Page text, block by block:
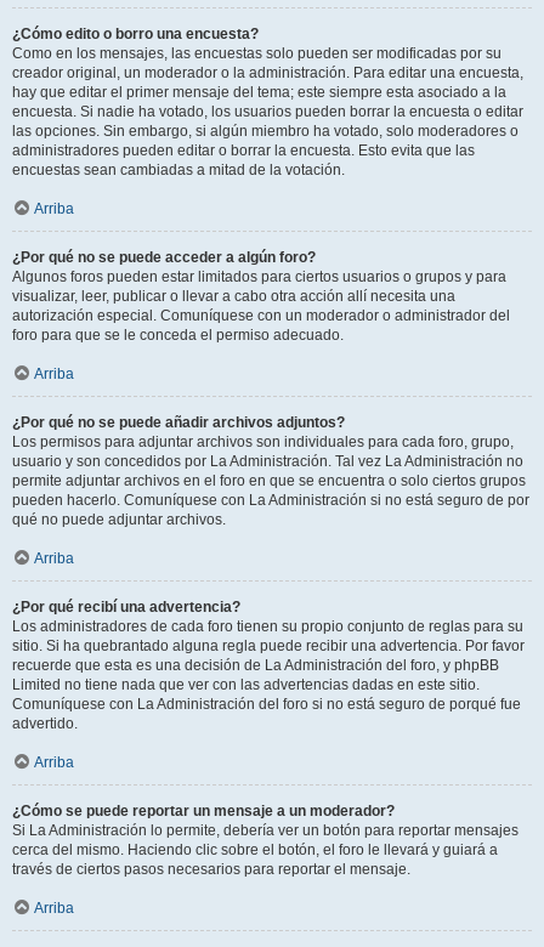
¿Cómo edito o borro una encuesta?
Como en los mensajes, las encuestas solo pueden ser modificadas por su
creador original, un moderador o la administración. Para editar una encuesta,
hay que editar el primer mensaje del tema; este siempre esta asociado a la
encuesta. Si nadie ha votado, los usuarios pueden borrar la encuesta o editar
las opciones. Sin embargo, si algún miembro ha votado, solo moderadores o
administradores pueden editar o borrar la encuesta. Esto evita que las
encuestas sean cambiadas a mitad de la votación.
Arriba
¿Por qué no se puede acceder a algún foro?
Algunos foros pueden estar limitados para ciertos usuarios o grupos y para
visualizar, leer, publicar o llevar a cabo otra acción allí necesita una
autorización especial. Comuníquese con un moderador o administrador del
foro para que se le conceda el permiso adecuado.
Arriba
¿Por qué no se puede añadir archivos adjuntos?
Los permisos para adjuntar archivos son individuales para cada foro, grupo,
usuario y son concedidos por La Administración. Tal vez La Administración no
permite adjuntar archivos en el foro en que se encuentra o solo ciertos grupos
pueden hacerlo. Comuníquese con La Administración si no está seguro de por
qué no puede adjuntar archivos.
Arriba
¿Por qué recibí una advertencia?
Los administradores de cada foro tienen su propio conjunto de reglas para su
sitio. Si ha quebrantado alguna regla puede recibir una advertencia. Por favor
recuerde que esta es una decisión de La Administración del foro, y phpBB
Limited no tiene nada que ver con las advertencias dadas en este sitio.
Comuníquese con La Administración del foro si no está seguro de porqué fue
advertido.
Arriba
¿Cómo se puede reportar un mensaje a un moderador?
Si La Administración lo permite, debería ver un botón para reportar mensajes
cerca del mismo. Haciendo clic sobre el botón, el foro le llevará y guiará a
través de ciertos pasos necesarios para reportar el mensaje.
Arriba